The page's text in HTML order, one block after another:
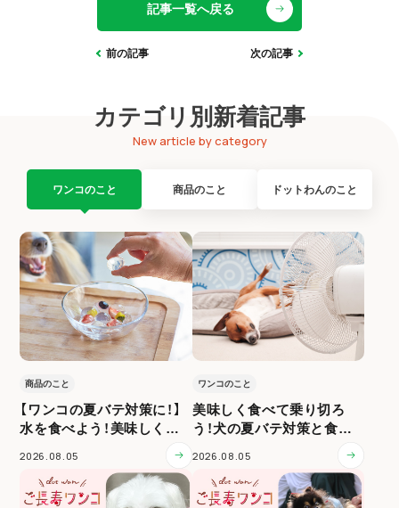
前の記事
記事一覧へ戻る
次の記事
カテゴリ別新着記事
New article by category
ワンコのこと 商品のこと ドットわんのこと
商品のこと
【ワンコの夏バテ対策に！】
水を食べよう！美味しく水
2026.08.05
ワンコのこと
美味しく食べて乗り切ろ
う！犬の夏バテ対策と食事
2026.08.05